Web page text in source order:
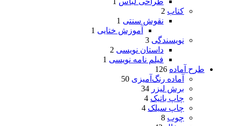
کتاب 2
نقوش سنتی 1
آموزش ختایی 1
نویسندگی 3
داستان نویسی 2
فیلم نامه نویسی 1
طرح آماده 126
آماده رنگ‌آمیزی 50
برش لیزر 34
چاپ باتیک 4
چاپ سیلک 4
چوب 8